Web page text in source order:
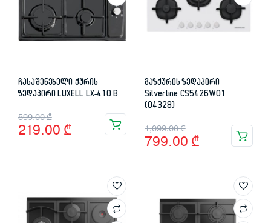
ჩასაშენებელი ქურის
ზედაპირი LUXELL LX-410 B
599.00₾
Original
price
219.00 ₾
Current
price
გაზქურის ზედაპირი
Silverline CS5426W01
(04328)
1,099.00₾
Original
price
799.00 ₾
Current
price